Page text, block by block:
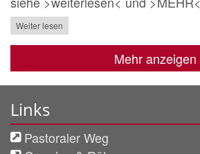
Weiter lesen
Mehr anzeigen
Links
Pastoraler Weg